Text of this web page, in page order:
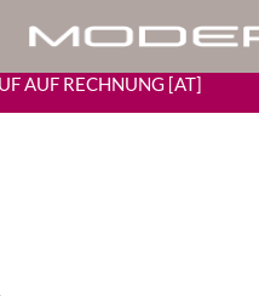
AUF RECHNUNG [AT]